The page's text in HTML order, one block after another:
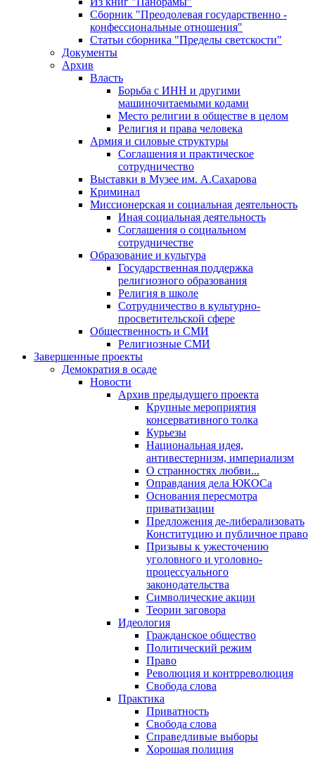
Сборник "Преодолевая государственно -
конфессиональные отношения"
Статьи сборника "Пределы светскости"
Документы
Архив
Власть
Борьба с ИНН и другими
машиночитаемыми кодами
Место религии в обществе в целом
Религия и права человека
Армия и силовые структуры
Соглашения и практическое
сотрудничество
Выставки в Музее им. А.Сахарова
Криминал
Миссионерская и социальная деятельность
Иная социальная деятельность
Соглашения о социальном
сотрудничестве
Образование и культура
Государственная поддержка
религиозного образования
Религия в школе
Сотрудничество в культурно-
просветительской сфере
Общественность и СМИ
Религиозные СМИ
Завершенные проекты
Демократия в осаде
Новости
Архив предыдущего проекта
Крупные мероприятия
консервативного толка
Курьезы
Национальная идея,
антивестернизм, империализм
О странностях любви...
Оправдания дела ЮКОСа
Основания пересмотра
приватизации
Предложения де-либерализовать
Конституцию и публичное право
Призывы к ужесточению
уголовного и уголовно-
процессуального
законодательства
Символические акции
Теории заговора
Идеология
Гражданское общество
Политический режим
Право
Революция и контрреволюция
Свобода слова
Практика
Приватность
Свобода слова
Справедливые выборы
Хорошая полиция